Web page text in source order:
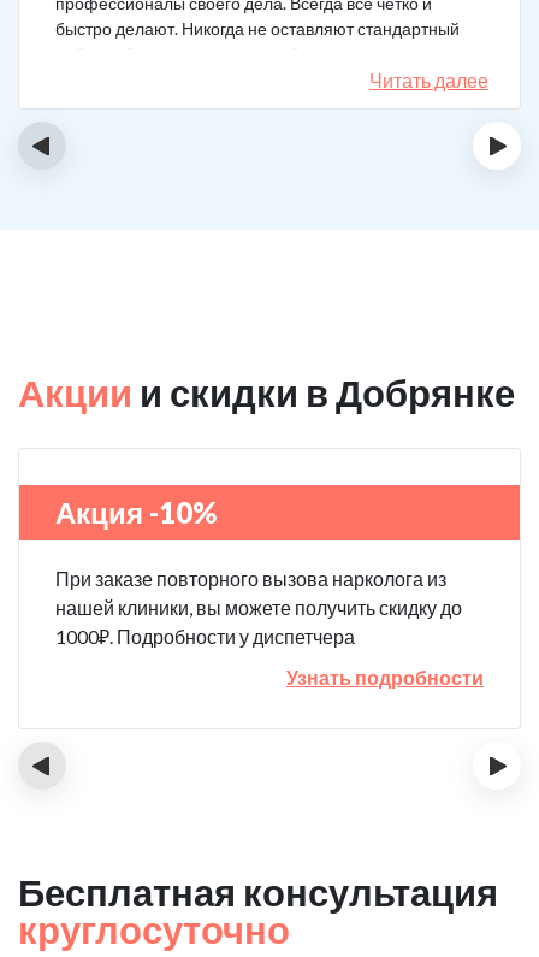
быстро делают. Никогда не оставляют стандартный
набор таблеток, а именно подбирают
индивидуальный комплекс под конкретный случай.
Несколько раз делал вызов, и назначения были под
Читать далее
‹ ›
Акции и скидки в Добрянке
Акция -10%
При заказе повторного вызова нарколога из
нашей клиники, вы можете получить скидку до
1000₽. Подробности у диспетчера
Узнать подробности
‹ ›
Бесплатная консультация
круглосуточно